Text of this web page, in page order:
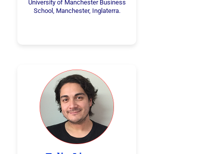
University of Manchester Business
School, Manchester, Inglaterra.